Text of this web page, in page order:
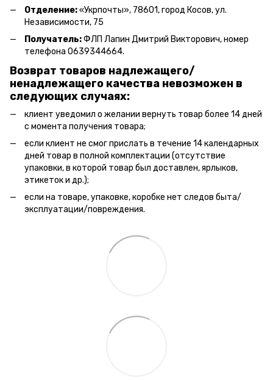
Отделение:«Укрпочты», 78601, город Косов, ул.
Независимости, 75
Получатель:ФЛП Лапин Дмитрий Викторович, номер
телефона 0639344664.
Возврат товаров надлежащего/
ненадлежащего качества невозможен в
следующих случаях:
клиент уведомил о желании вернуть товар более 14 дней
с момента получения товара;
если клиент не смог прислать в течение 14 календарных
дней товар в полной комплектации (отсутствие
упаковки, в которой товар был доставлен, ярлыков,
этикеток и др.);
если на товаре, упаковке, коробке нет следов быта/
эксплуатации/повреждения.